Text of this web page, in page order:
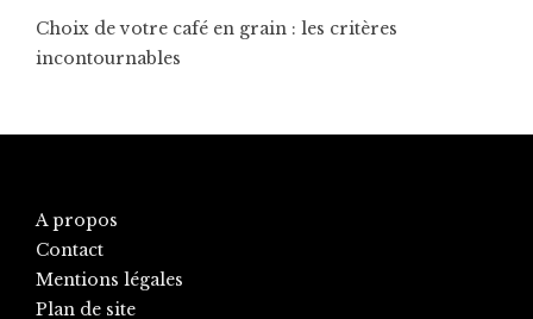
Choix de votre café en grain : les critères
incontournables
A propos
Contact
Mentions légales
Plan de site